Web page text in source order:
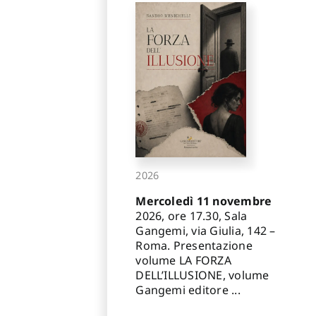
2026
Mercoledì 11 novembre
2026, ore 17.30, Sala
Gangemi, via Giulia, 142 –
Roma. Presentazione
volume LA FORZA
DELL’ILLUSIONE, volume
Gangemi editore ...